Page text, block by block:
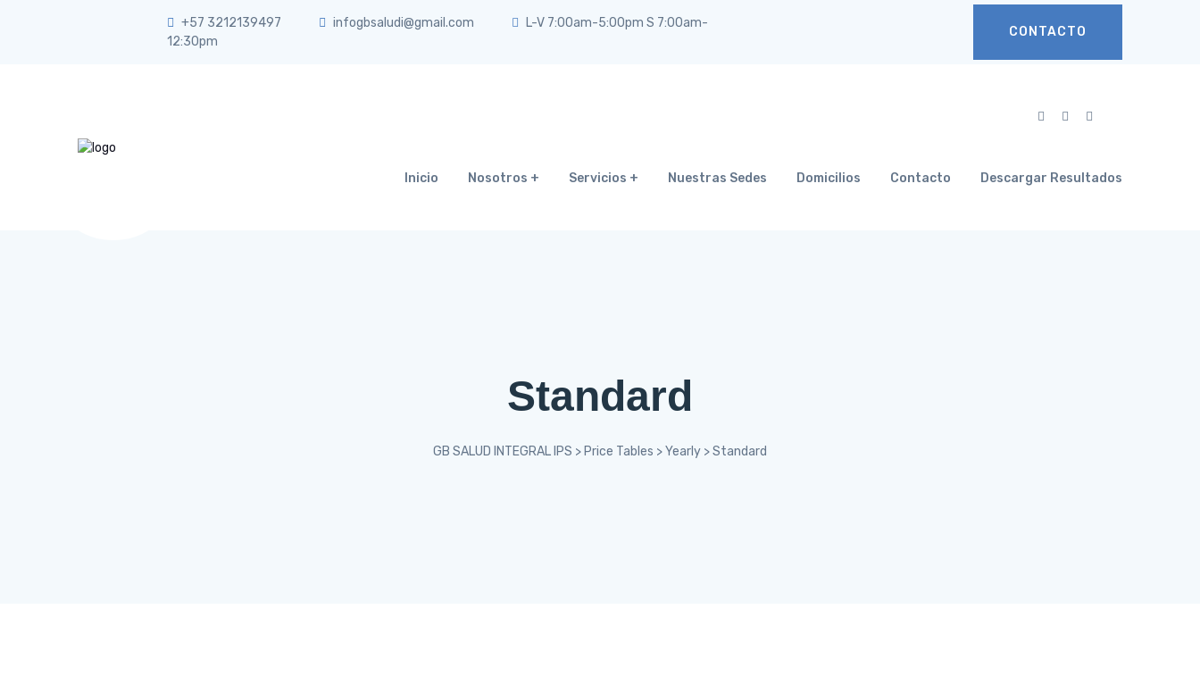
+57 3212139497 infogbsaludi@gmail.com
L-V 7:00am-5:00pm S 7:00am-
12:30pm
CONTACTO
Inicio Nosotros Servicios Nuestras Sedes Domicilios Contacto Descargar Resultados
Standard
GB SALUD INTEGRAL IPS > Price Tables >Yearly >Standard